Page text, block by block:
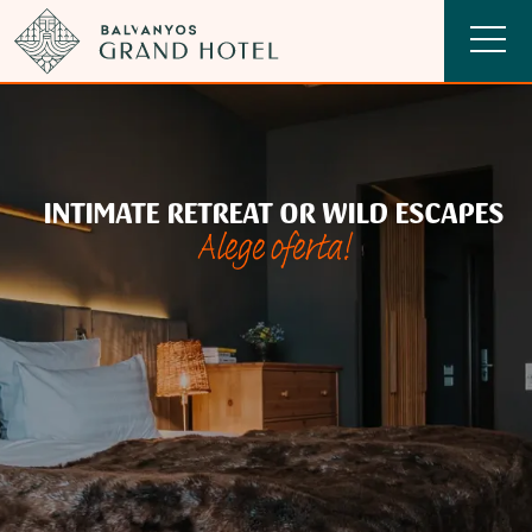
INTIMATE RETREAT OR WILD ESCAPES
Alege oferta!